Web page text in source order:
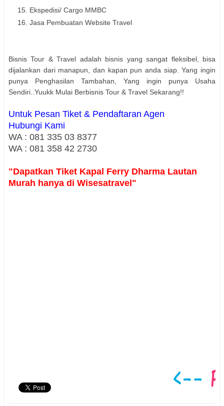
Ekspedisi/ Cargo MMBC
Jasa Pembuatan Website Travel
Bisnis Tour & Travel adalah bisnis yang sangat fleksibel, bisa
dijalankan dari manapun, dan kapan pun anda siap. Yang ingin
punya Penghasilan Tambahan, Yang ingin punya Usaha
Sendiri..Yuukk Mulai Berbisnis Tour & Travel Sekarang!!
Untuk Pesan Tiket & Pendaftaran Agen
Hubungi Kami
WA : 081 335 03 8377
WA : 081 358 42 2730
"Dapatkan Tiket Kapal Ferry Dharma Lautan
Murah hanya di Wisesatravel"